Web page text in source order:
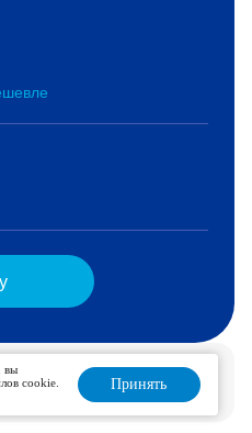
в течение 6 дней.
вы
cookie.
Принять